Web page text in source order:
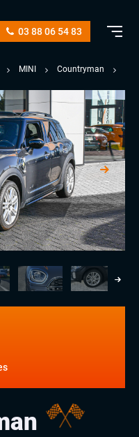
03 88 06 54 83
MINI Countryman